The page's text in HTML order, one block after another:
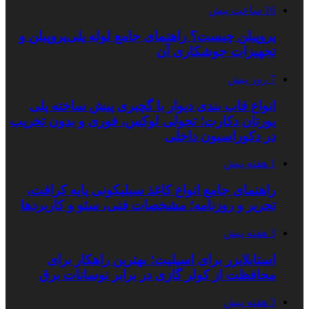
16 ساعت پیش
پروپیلن چیست؟ راهنمای جامع لوله پلی‌پروپیلن و
تجهیزات جوشکاری آن
7 روز پیش
انواع قاب بندی دیوار با گچبری پیش ساخته پلی
یورتان دکارت؛ تحولی لوکس، فوری و بدون تخریب
در دکوراسیون داخلی
1 هفته پیش
راهنمای جامع انواع کاغذ سیلیکونی پایه کرافت،
تحریر و روزنامه؛ مشخصات فنی، سئو و کاربردها
3 هفته پیش
استابلایزر برای اسپلیت؛ بهترین راهکار برای
محافظت از کولر گازی در برابر نوسانات برق
3 هفته پیش